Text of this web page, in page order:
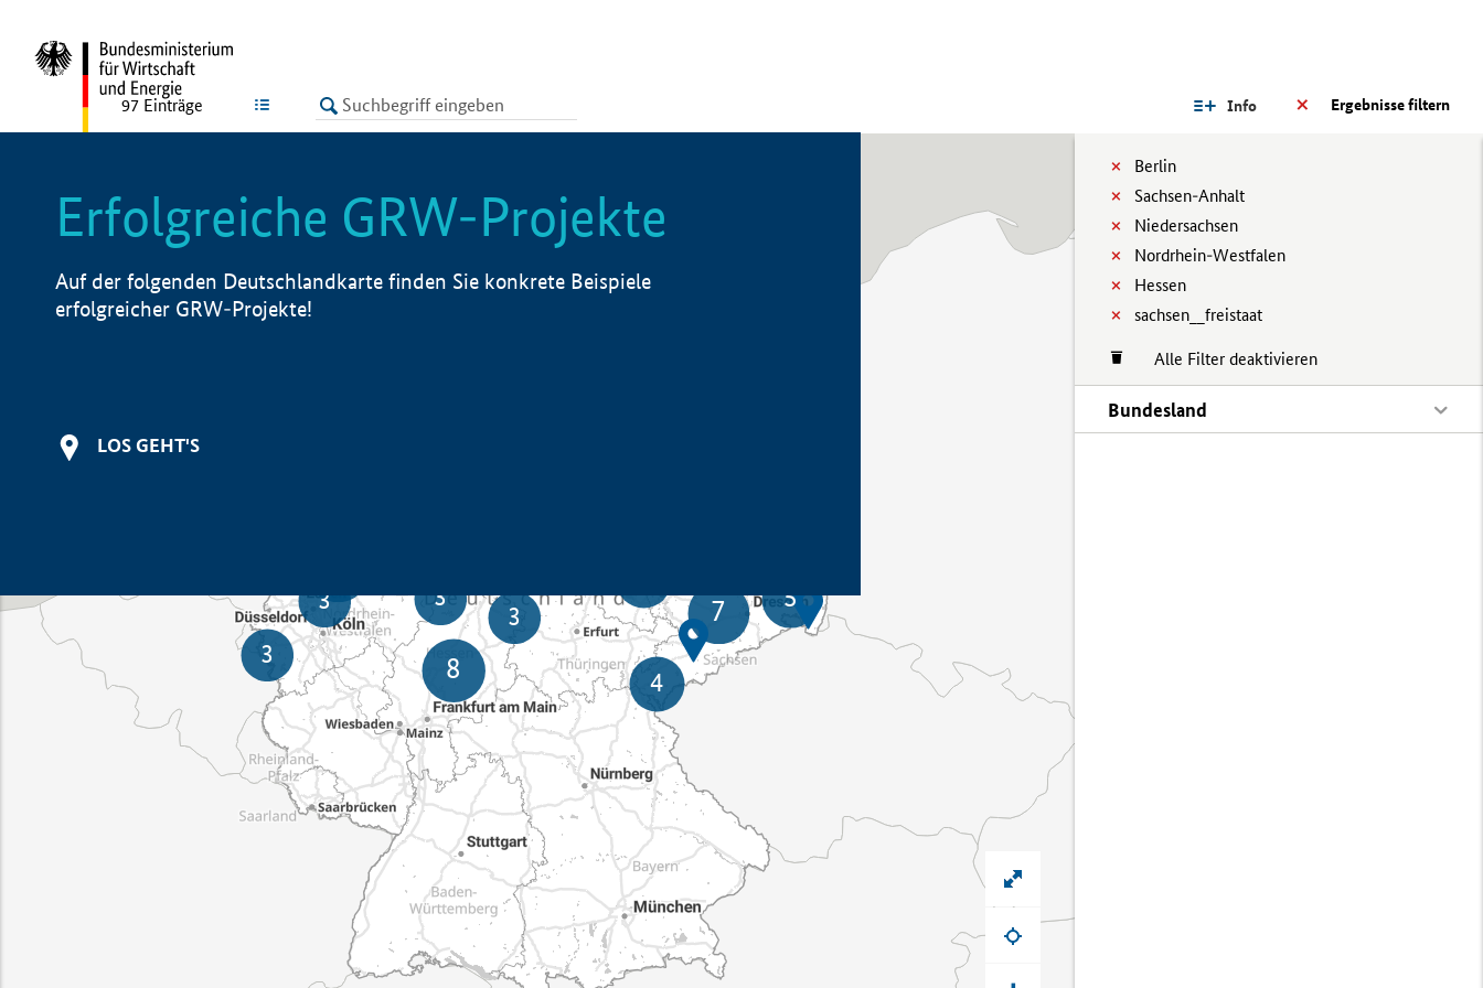
LISTE Ergebnisse filtern
Info
Berlin
Sachsen-Anhalt
Niedersachsen
Nordrhein-Westfalen
Hessen
sachsen__freistaat
Alle Filter deaktivieren
Bundesland
97 Einträge
Erfolgreiche GRW-Projekte
Auf der folgenden Deutschlandkarte finden Sie konkrete Beispiele
erfolgreicher GRW-Projekte!
LOS GEHT'S